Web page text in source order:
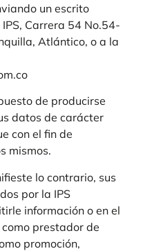
un escrito
Carrera 54 No.54-
Atlántico, o a la
de producirse
datos de carácter
con el fin de
mismos.
lo contrario, sus
por la IPS
información o en el
prestador de
promoción,